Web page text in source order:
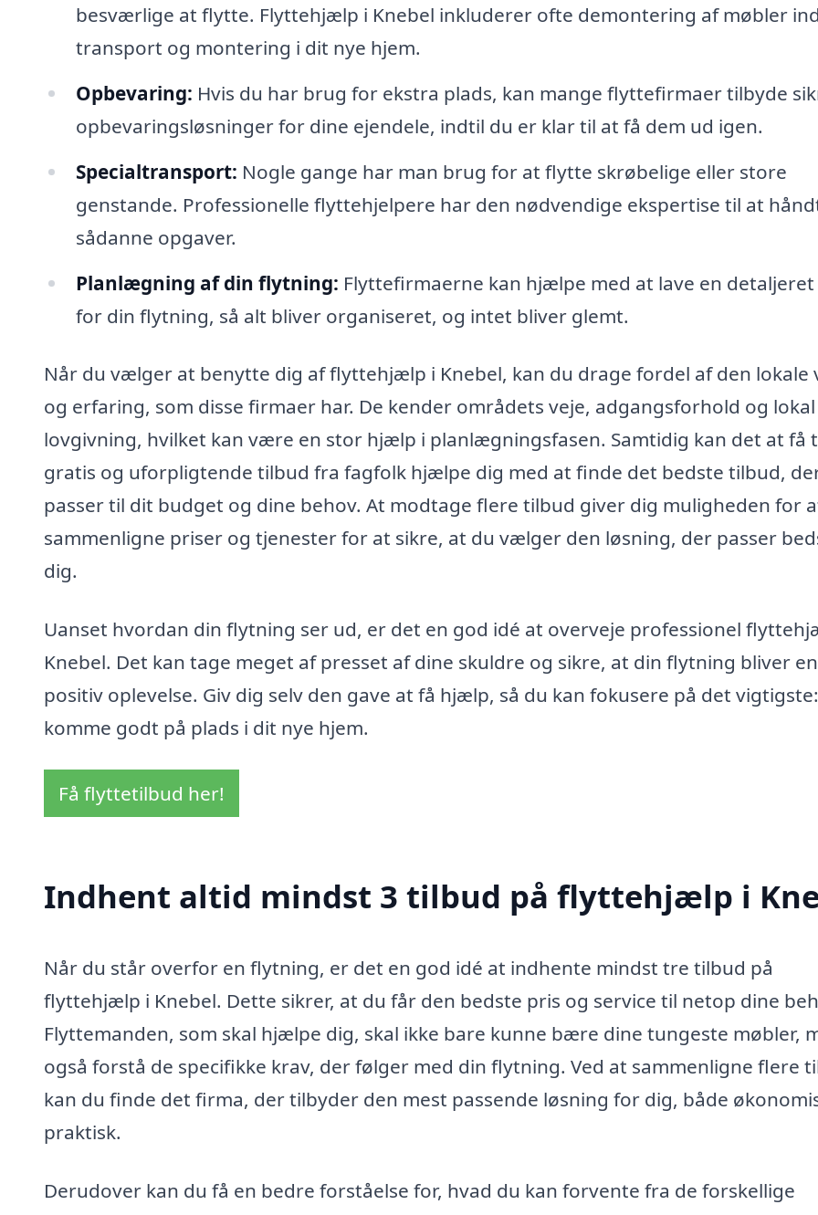
besværlige at flytte. Flyttehjælp i Knebel inkluderer ofte demontering af møbler
transport og montering i dit nye hjem.
Opbevaring: Hvis du har brug for ekstra plads, kan mange flyttefirmaer tilbyde
opbevaringsløsninger for dine ejendele, indtil du er klar til at få dem ud igen.
Specialtransport: Nogle gange har man brug for at flytte skrøbelige eller store
genstande. Professionelle flyttehjelpere har den nødvendige ekspertise til at
sådanne opgaver.
Planlægning af din flytning: Flyttefirmaerne kan hjælpe med at lave en detaljeret
for din flytning, så alt bliver organiseret, og intet bliver glemt.
Når du vælger at benytte dig af flyttehjælp i Knebel, kan du drage fordel af den lokale
og erfaring, som disse firmaer har. De kender områdets veje, adgangsforhold og lokal
lovgivning, hvilket kan være en stor hjælp i planlægningsfasen. Samtidig kan det at få
gratis og uforpligtende tilbud fra fagfolk hjælpe dig med at finde det bedste tilbud,
passer til dit budget og dine behov. At modtage flere tilbud giver dig muligheden for
sammenligne priser og tjenester for at sikre, at du vælger den løsning, der passer
dig.
Uanset hvordan din flytning ser ud, er det en god idé at overveje professionel
Knebel. Det kan tage meget af presset af dine skuldre og sikre, at din flytning bliver en
positiv oplevelse. Giv dig selv den gave at få hjælp, så du kan fokusere på det
komme godt på plads i dit nye hjem.
Få flyttetilbud her!
Indhent altid mindst 3 tilbud på flyttehjælp i
Når du står overfor en flytning, er det en god idé at indhente mindst tre tilbud på
flyttehjælp i Knebel. Dette sikrer, at du får den bedste pris og service til netop dine
Flyttemanden, som skal hjælpe dig, skal ikke bare kunne bære dine tungeste møbler,
også forstå de specifikke krav, der følger med din flytning. Ved at sammenligne flere
kan du finde det firma, der tilbyder den mest passende løsning for dig, både
praktisk.
Derudover kan du få en bedre forståelse for, hvad du kan forvente fra de forskellige